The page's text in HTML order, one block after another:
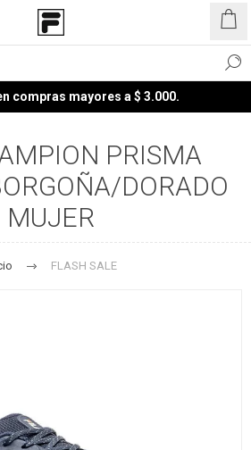
compras mayores a $ 3.000.
PRISMA
DORADO
MUJER
FLASH SALE